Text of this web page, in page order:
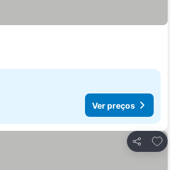
Ver preços
Partilhar